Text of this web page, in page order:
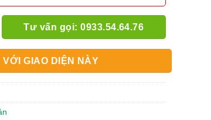
Tư vấn gọi: 0933.54.64.76
GIAO DIỆN NÀY